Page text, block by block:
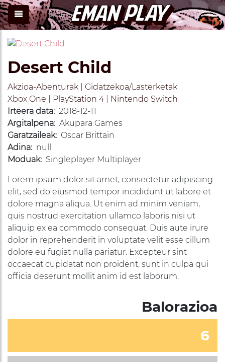
Previous
Desert Child
Akzioa-Abenturak
Gidatzekoa/Lasterketak
Xbox One
PlayStation 4|
Nintendo Switch
Irteera data: 2018-12-11
Argitalpena: Akupara Games
Garatzaileak: Oscar Brittain
Adina: null
Moduak: Singleplayer Multiplayer
Lorem ipsum dolor sit amet, consectetur adipiscing
elit, sed do eiusmod tempor incididunt ut labore et
dolore magna aliqua. Ut enim ad minim veniam,
quis nostrud exercitation ullamco laboris nisi ut
aliquip ex ea commodo consequat. Duis aute irure
dolor in reprehenderit in voluptate velit esse cillum
dolore eu fugiat nulla pariatur. Excepteur sint
occaecat cupidatat non proident, sunt in culpa qui
officia deserunt mollit anim id est laborum.
Balorazioa
6